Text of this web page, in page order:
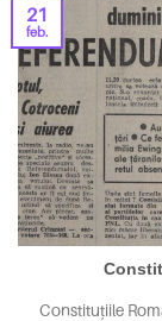
Constituțiile
21
feb.